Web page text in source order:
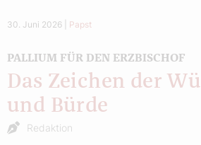
30. Juni 2026 Papst
PALLIUM FÜR DEN ERZBISCHOF
Das Zeichen der
und Bürde
Redaktion